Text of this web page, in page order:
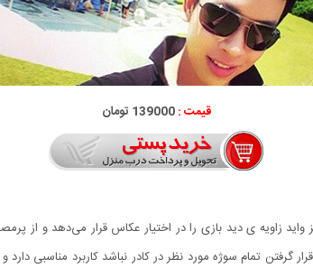
قیمت :139000 تومان
زاویه ی دید بازی را در اختیار عکاس قرار می‌دهد و از
تمام سوژه مورد نظر در کادر نباشد کاربرد مناسبی